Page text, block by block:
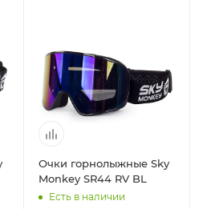
Очки горнолыжные Sky
Monkey SR44 RV BL
Есть в наличии